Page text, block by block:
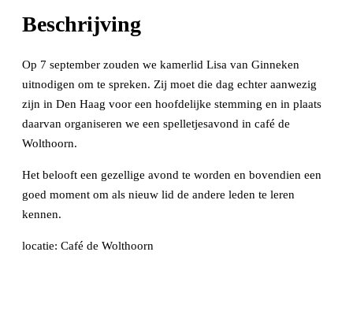
Beschrijving
Op 7 september zouden we kamerlid Lisa van Ginneken
uitnodigen om te spreken. Zij moet die dag echter aanwezig
zijn in Den Haag voor een hoofdelijke stemming en in plaats
daarvan organiseren we een spelletjesavond in café de
Wolthoorn.
Het belooft een gezellige avond te worden en bovendien een
goed moment om als nieuw lid de andere leden te leren
kennen.
locatie: Café de Wolthoorn